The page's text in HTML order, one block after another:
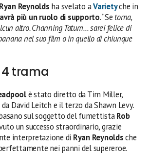
Ryan Reynolds ha svelato aVarietyche in
più un ruolo di supporto. “Se torna,
altro. Channing Tatum… sarei felice di
nel suo film o in quello di chiunque
trama
è stato diretto da Tim Miller,
David Leitch e il terzo da Shawn Levy.
sul soggetto del fumettistaRob
un successo straordinario, grazie
interpretazione di Ryan Reynoldsche
nei panni del supereroe.